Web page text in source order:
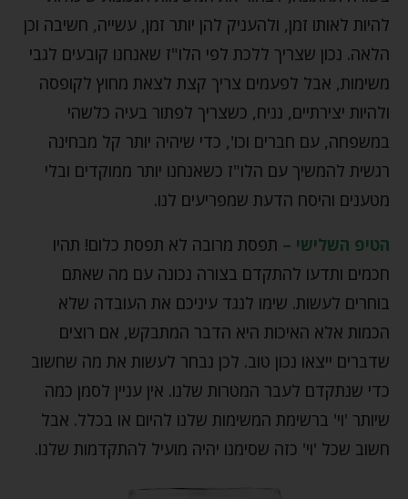
להיות לאותו זמן, ולהעניק להן יותר זמן, עשייה, חשיבה וכן
הלאה. נכון שצריך ללכת לפי הלו"ז שאנחנו קובעים לגבי
משימות, אבל לפעמים צריך קצת לצאת מחוץ לקופסה
ולהיות יצירתיים, נניח, כשצריך לפתור בעיה כלשהי
במשפחה, עם חברים וכו', כדי שיהיה יותר קל מבחינה
רגשית להמשיך עם הלו"ז כשאנחנו יותר ממוקדים ובלי
מטענים והיסח הדעת שמפריעים לנו.
הטיפ השלישי – תפסת מרובה לא תפסת כלום! תהיו
חכמים ותדעו להתקדם בצורה נכונה עם מה שאתם
בוחרים לעשות. שימו לנגד עיניכם את העובדה שלא
הכמות אלא האיכות היא הדבר המתבקש, אם רוצים
שדברים ייצאו נכון טוב. לכן נבחר לעשות את מה שחשוב
כדי שנתקדם לעבר המטרות שלנו. אין עניין לסמן כמה
שיותר 'וי' ברשימת המשימות שלנו להיום או בכלל. אבל
חשוב שכל 'וי' כזה שסימנו יהיה מועיל להתקדמות שלנו.